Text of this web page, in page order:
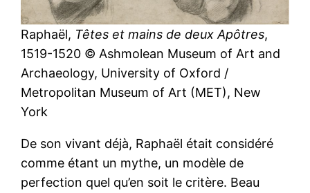
Raphaël, Têtes et mains de deux Apôtres,
1519-1520 © Ashmolean Museum of Art and
Archaeology, University of Oxford /
Metropolitan Museum of Art (MET), New
York
De son vivant déjà, Raphaël était considéré
comme étant un mythe, un modèle de
perfection quel qu’en soit le critère. Beau